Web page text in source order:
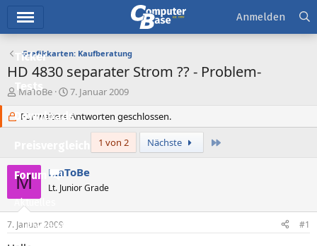
Ticker
Tests
Downloads
Forum
Aktuelles
Empfohlene Inhalte
Anmelden
Grafikkarten: Kaufberatung
HD 4830 separater Strom ?? - Problem-
E
s
t
l
e
r
MaToBe
E
s
t
l
t
a
7. Januar 2009
Für weitere Antworten geschlossen.
1 von 2 Nächste
M MaToBe
Lt. Junior Grade
7. Januar 2009 #1